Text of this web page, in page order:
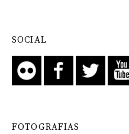
SOCIAL
FOTOGRAFIAS